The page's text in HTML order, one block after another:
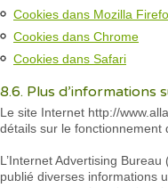
Cookies dans Mozilla
Cookies dans Chrome
Cookies dans Safari
8.6. Plus d’informations
Le site Internet http://
détails sur le fonctionnement
L’Internet Advertising
publié diverses informations